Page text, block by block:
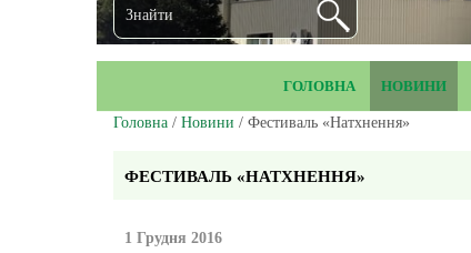
ГОЛОВНА НОВИНИ
Головна / Новини / Фестиваль «Натхнення»
ФЕСТИВАЛЬ «НАТХНЕННЯ»
1 Грудня 2016